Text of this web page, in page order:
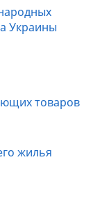
Украины
товаров
жилья